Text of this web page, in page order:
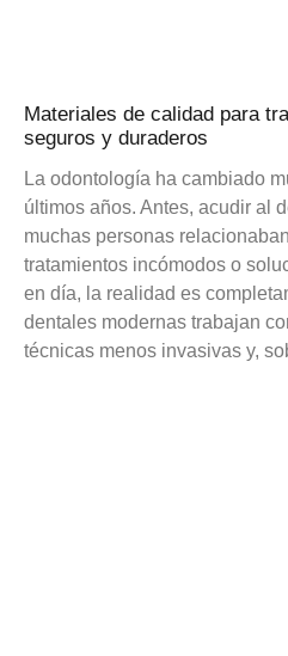
Materiales de calidad para
seguros y duraderos
La odontología ha cambiado
últimos años. Antes, acudir al
muchas personas
tratamientos incómodos o
en día, la realidad es
dentales modernas trabajan
técnicas menos invasivas y,